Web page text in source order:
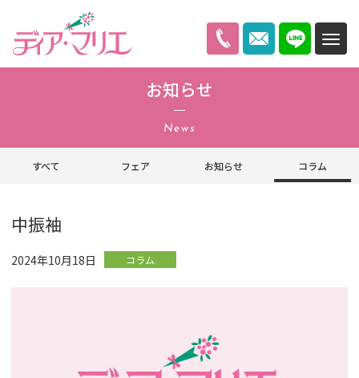
ディアマリエ
お知らせ
News
すべて フェア お知らせ コラム
中振袖
2024年10月18日 コラム